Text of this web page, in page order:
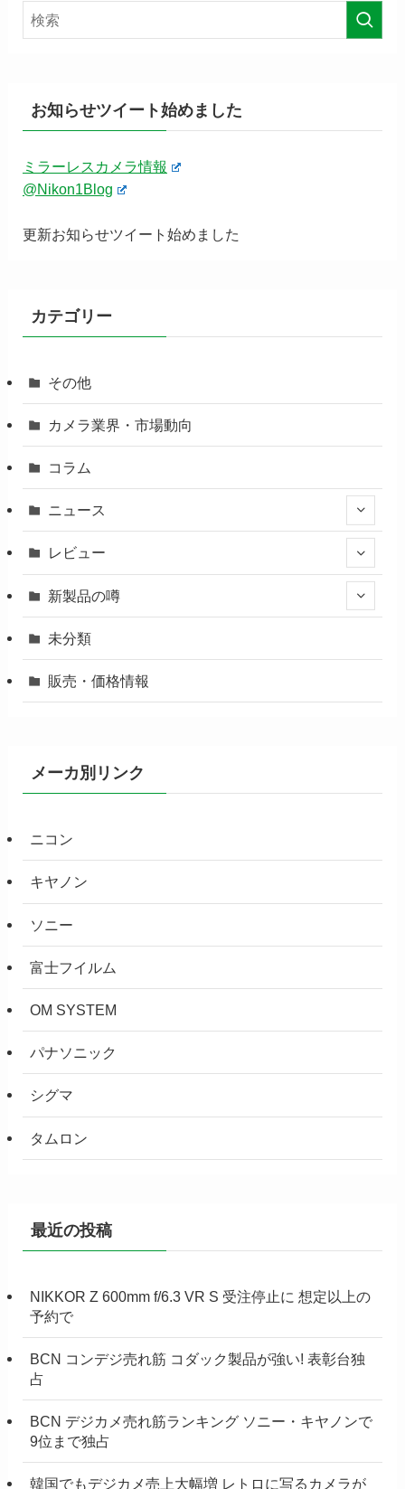
お知らせツイート始めました
ミラーレスカメラ情報
@Nikon1Blog
更新お知らせツイート始めました
カテゴリー
その他
カメラ業界・市場動向
コラム
ニュース
レビュー
新製品の噂
未分類
販売・価格情報
メーカ別リンク
ニコン
キヤノン
ソニー
富士フイルム
OM SYSTEM
パナソニック
シグマ
タムロン
最近の投稿
NIKKOR Z 600mm f/6.3 VR S 受注停止に 想定以上の
予約で
BCN コンデジ売れ筋 コダック製品が強い! 表彰台独
占
BCN デジカメ売れ筋ランキング ソニー・キヤノンで
9位まで独占
韓国でもデジカメ売上大幅増 レトロに写るカメラが